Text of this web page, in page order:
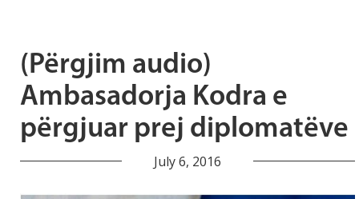
(Përgjim audio)
Ambasadorja Kodra e
përgjuar prej diplomatëve
July 6, 2016